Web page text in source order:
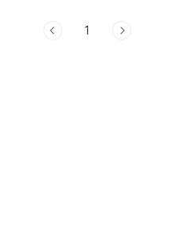
려주시면 감사합니다. 먼저 frequency(주
1